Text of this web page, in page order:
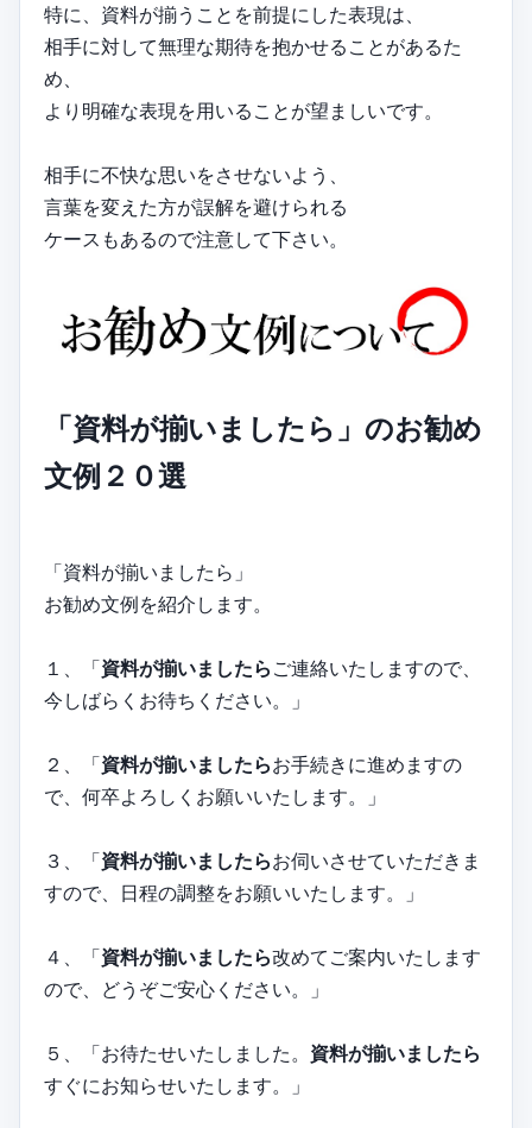
特に、資料が揃うことを前提にした表現は、
相手に対して無理な期待を抱かせることがあるた
め、
より明確な表現を用いることが望ましいです。
相手に不快な思いをさせないよう、
言葉を変えた方が誤解を避けられる
ケースもあるので注意して下さい。
「資料が揃いましたら」のお勧め
文例２０選
「資料が揃いましたら」
お勧め文例を紹介します。
１、「資料が揃いましたら ご連絡いたしますので、
今しばらくお待ちください。」
２、「資料が揃いましたらお手続きに進めますの
で、何卒よろしくお願いいたします。」
３、「資料が揃いましたらお伺いさせていただきま
すので、日程の調整をお願いいたします。」
４、「資料が揃いましたら改めてご案内いたします
ので、どうぞご安心ください。」
５、「お待たせいたしました。 資料が揃いましたら
すぐにお知らせいたします。」